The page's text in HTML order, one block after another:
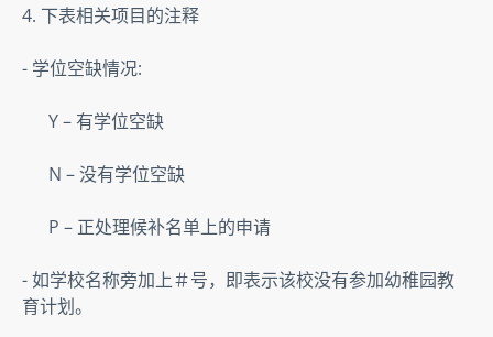
4. 下表相关项目的注释
- 学位空缺情况:
      Y – 有学位空缺
      N – 没有学位空缺
      P – 正处理候补名单上的申请
- 如学校名称旁加上＃号，即表示该校没有参加幼稚园教
育计划。